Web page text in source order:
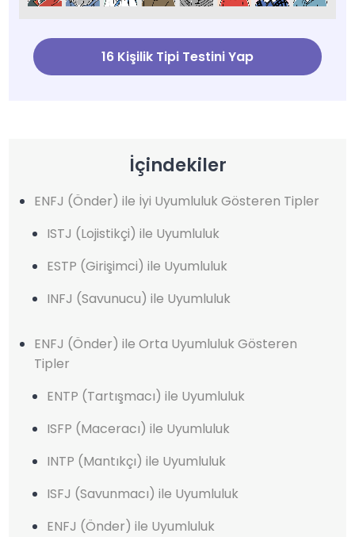
16 Kişilik Tipi Testini Yap
İçindekiler
ENFJ (Önder) ile İyi Uyumluluk Gösteren Tipler
ISTJ (Lojistikçi) ile Uyumluluk
ESTP (Girişimci) ile Uyumluluk
INFJ (Savunucu) ile Uyumluluk
ENFJ (Önder) ile Orta Uyumluluk Gösteren
Tipler
ENTP (Tartışmacı) ile Uyumluluk
ISFP (Maceracı) ile Uyumluluk
INTP (Mantıkçı) ile Uyumluluk
ISFJ (Savunmacı) ile Uyumluluk
ENFJ (Önder) ile Uyumluluk